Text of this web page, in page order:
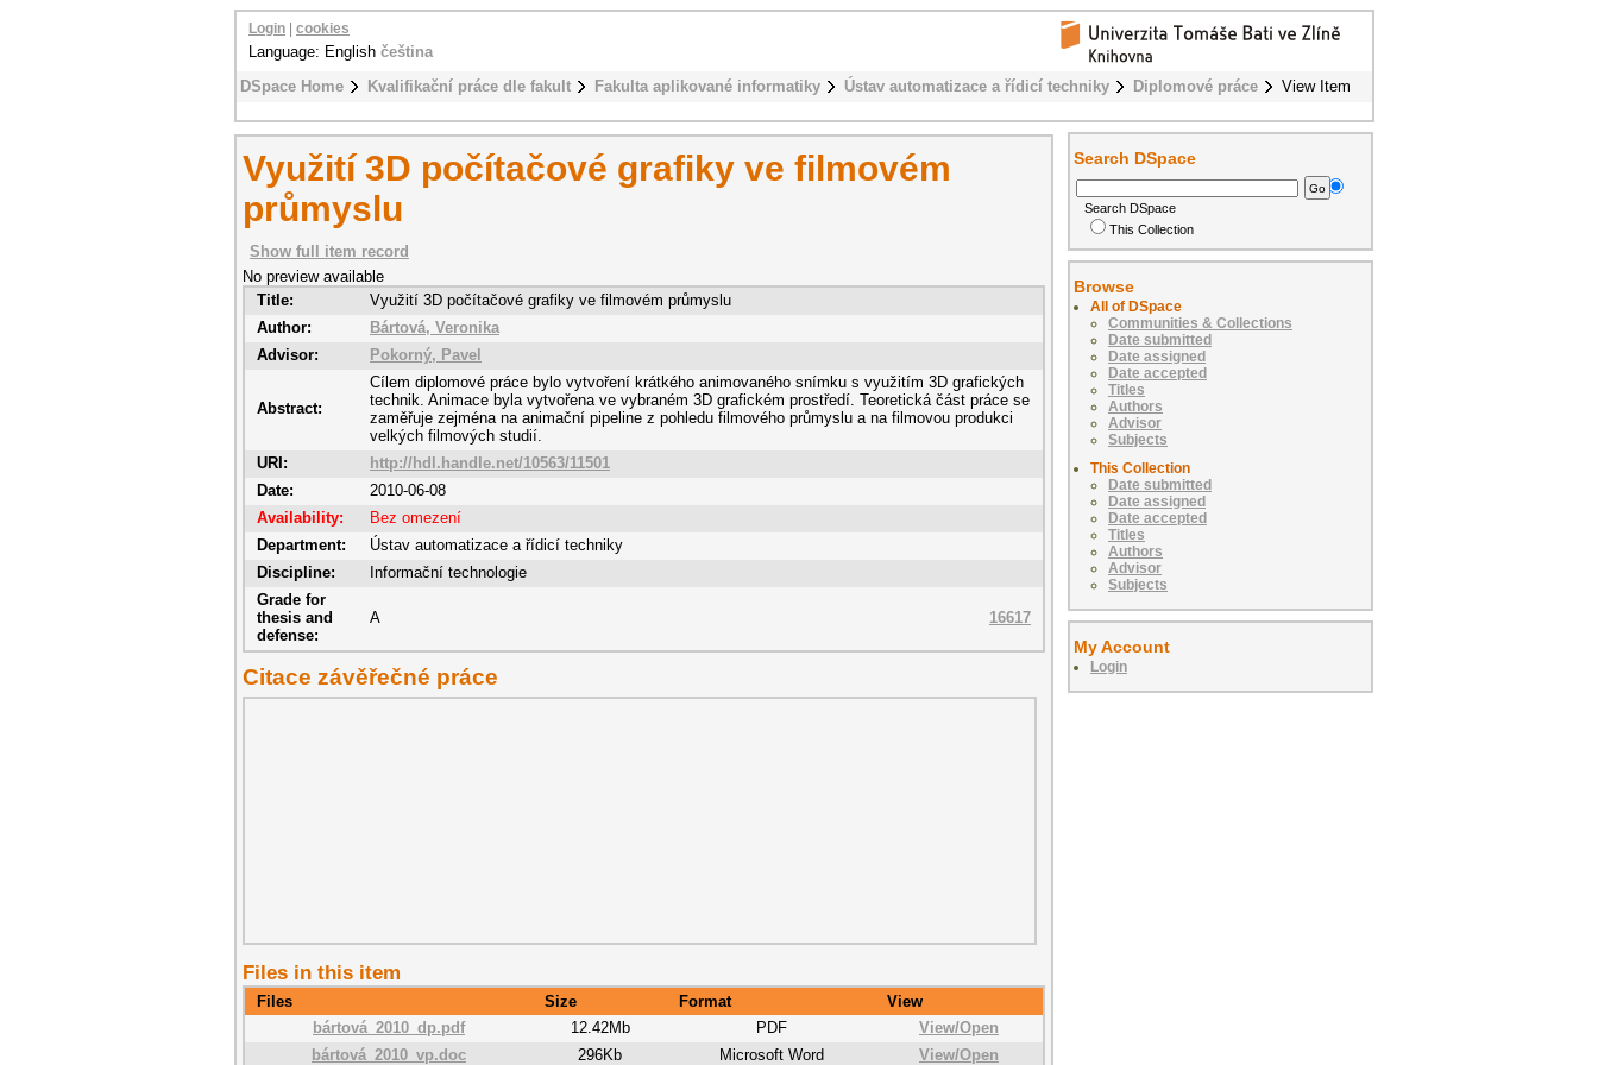
DSpace Home Kvalifikační práce dle fakult Fakulta aplikované informatiky Ústav automatizace a řídicí techniky Diplomové práce View Item
Login cookies
Language: English čeština
Využití 3D počítačové grafiky ve filmovém
průmyslu
Show full item record
No preview available
Title:
Využití 3D počítačové grafiky ve filmovém průmyslu
Author:
Bártová, Veronika
Advisor:
Pokorný, Pavel
Abstract:
Cílem diplomové práce bylo vytvoření krátkého animovaného snímku s využitím 3D grafických
technik. Animace byla vytvořena ve vybraném 3D grafickém prostředí. Teoretická část práce se
zaměřuje zejména na animační pipeline z pohledu filmového průmyslu a na filmovou produkci
velkých filmových studií.
URI:
http://hdl.handle.net/10563/11501
Date:
2010-06-08
Availability:
Bez omezení
Department:
Ústav automatizace a řídicí techniky
Discipline:
Informační technologie
Grade for
thesis and
defense:
A 16617
Citace závěřečné práce
Files in this item
Files Size Format
View
bártová_2010_dp.pdf
12.42Mb PDF View/Open
bártová_2010_vp.doc
296Kb Microsoft Word View/Open
Search DSpace
Search DSpace
This Collection
Browse
All of DSpace
Communities & Collections
Date submitted
Date assigned
Date accepted
Titles
Authors
Advisor
Subjects
This Collection
Date submitted
Date assigned
Date accepted
Titles
Authors
Advisor
Subjects
My Account
Login